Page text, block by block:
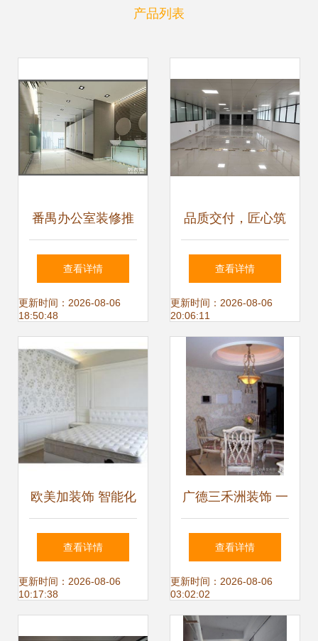
产品列表
番禺办公室装修推
荐品牌 绿叶装饰，
专业工装设计与施
工首选
查看详情
更新时间：2026-08-06
18:50:48
品质交付，匠心筑
梦——信息与网络
工程学院实验室二
次装修工程顺利通
过验收
查看详情
更新时间：2026-08-06
20:06:11
欧美加装饰 智能化
整体家居工程如何
革新生活艺术——
查看详情
更新时间：2026-08-06
10:17:38
广德三禾洲装饰 一
站式室内外家装工
装设计施工专业服
查看详情
更新时间：2026-08-06
03:02:02